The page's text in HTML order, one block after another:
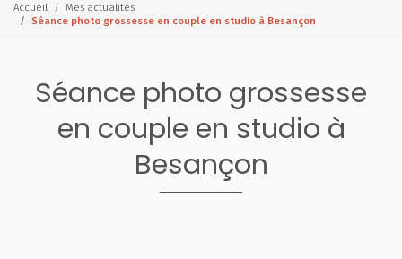
Accueil
Mes actualités
Séance photo grossesse en couple en studio à Besançon
Séance photo grossesse
en couple en studio à
Besançon